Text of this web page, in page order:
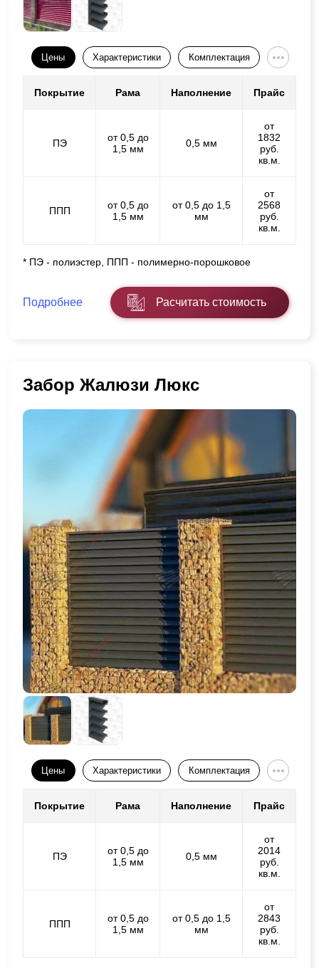
Цены Характеристики Комплектация
Покрытие Рама Наполнение Прайс
ПЭ
от 0,5 до
1,5 мм
0,5 мм
от
1832
руб.
кв.м.
ППП
от 0,5 до
1,5 мм
от 0,5 до 1,5
мм
от
2568
руб.
кв.м.
* ПЭ - полиэстер, ППП - полимерно-порошковое
Подробнее Расчитать стоимость
Забор Жалюзи Люкс
Цены Характеристики Комплектация
Покрытие Рама Наполнение Прайс
ПЭ
от 0,5 до
1,5 мм
0,5 мм
от
2014
руб.
кв.м.
ППП
от 0,5 до
1,5 мм
от 0,5 до 1,5
мм
от
2843
руб.
кв.м.